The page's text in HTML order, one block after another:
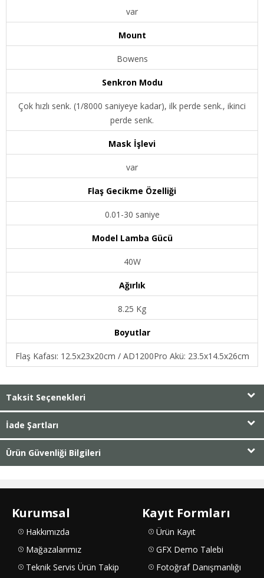
var
Mount
Bowens
Senkron Modu
Çok hızlı senk. (1/8000 saniyeye kadar), ilk perde senk., ikinci
perde senk.
Mask İşlevi
var
Flaş Gecikme Özelliği
0.01-30 saniye
Model Lamba Gücü
40W
Ağırlık
8.25 Kg
Boyutlar
Flaş Kafası: 12.5x23x20cm / AD1200Pro Akü: 23.5x14.5x26cm
Taksit Seçenekleri
İade Şartları
Ürün Güvenliği Bilgileri
Kurumsal
Hakkımızda
Mağazalarımız
Teknik Servis Ürün Takip
Kayıt Formları
Ürün Kayıt
GFX Demo Talebi
Fotoğraf Danışmanlığı